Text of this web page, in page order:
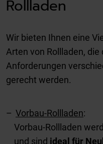
Rollladen
Wir bieten Ihnen eine
Arten von Rollladen,
Anforderungen
gerecht werden.
Vorbau-Rollladen:
Vorbau-Rollladen
und sind ideal für